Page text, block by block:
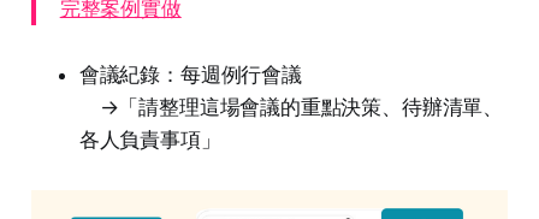
完整案例實做
會議紀錄：每週例行會議
→「請整理這場會議的重點決策、待辦清單、
各人負責事項」